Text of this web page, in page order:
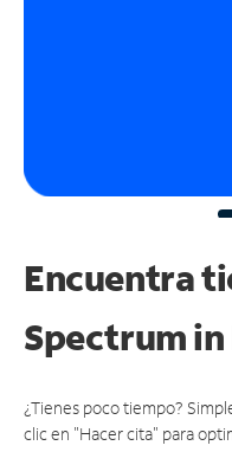
Encuentra
Spectrumin
¿Tienes poco tiempo?
clic en "Hacer cita" para